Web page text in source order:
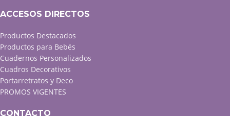
ACCESOS DIRECTOS
Productos Destacados
Productos para Bebés
Cuadernos Personalizados
Cuadros Decorativos
Portarretratos y Deco
PROMOS VIGENTES
CONTACTO